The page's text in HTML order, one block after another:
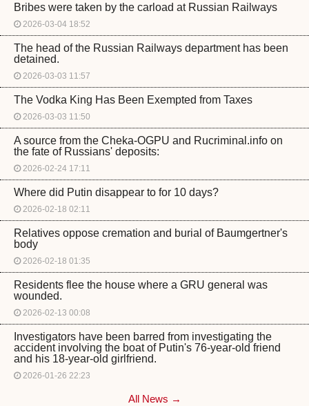
Bribes were taken by the carload at Russian Railways
2026-03-04 18:52
The head of the Russian Railways department has been
detained.
2026-03-03 11:57
The Vodka King Has Been Exempted from Taxes
2026-03-03 11:50
A source from the Cheka-OGPU and Rucriminal.info on
the fate of Russians' deposits:
2026-02-24 17:11
Where did Putin disappear to for 10 days?
2026-02-18 02:11
Relatives oppose cremation and burial of Baumgertner's
body
2026-02-18 01:35
Residents flee the house where a GRU general was
wounded.
2026-02-13 00:08
Investigators have been barred from investigating the
accident involving the boat of Putin's 76-year-old friend
and his 18-year-old girlfriend.
2026-01-26 22:23
All News →